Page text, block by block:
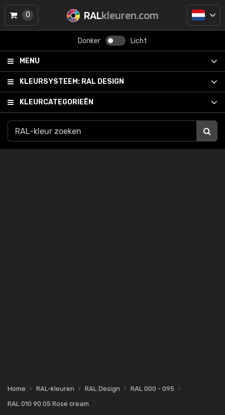
RALkleuren.com
Donker Licht
MENU
KLEURSYSTEEM: RAL DESIGN
KLEURCATEGORIEËN
0
Home RAL-kleuren RAL Design
RAL 000 - 095
RAL 010 90 05 Rose cream